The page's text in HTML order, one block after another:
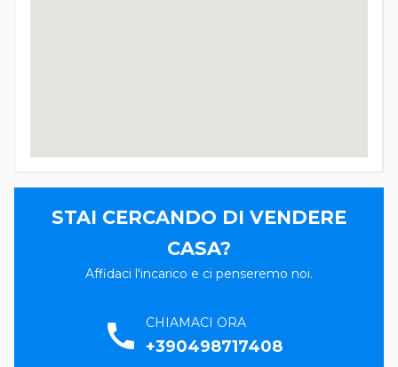
STAI CERCANDO DI VENDERE
CASA?
Affidaci l'incarico e ci penseremo noi.
call CHIAMACI ORA
+390498717408